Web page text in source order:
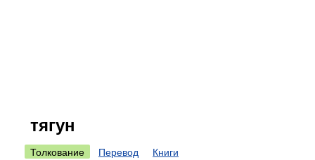
тягун
Толкование Перевод Книги